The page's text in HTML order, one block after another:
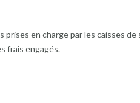
prises en charge par les caisses
frais engagés.